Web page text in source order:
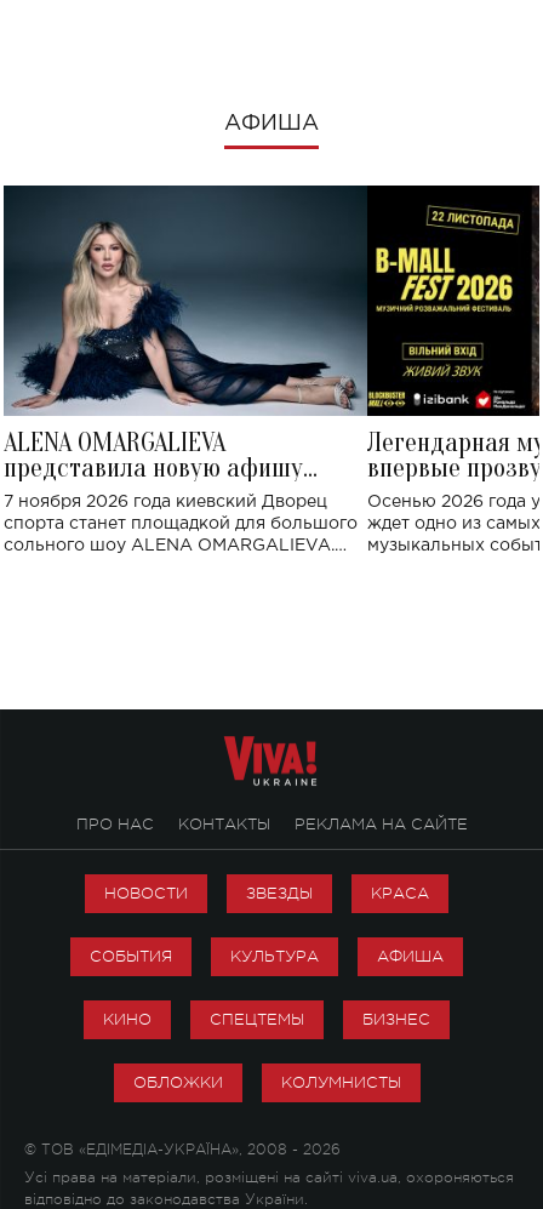
АФИША
ALENA OMARGALIEVA
представила новую афишу
большого концерта во Дворце
спорта
7 ноября 2026 года киевский Дворец
спорта станет площадкой для большого
сольного шоу ALENA OMARGALIEVA.
Легендарная
впервые
Украине: где
Осенью 2026 года
ждет одно из
музыкальных
ПРО НАС КОНТАКТЫ РЕКЛАМА НА САЙТЕ
НОВОСТИ ЗВЕЗДЫ КРАСА
СОБЫТИЯ КУЛЬТУРА АФИША
КИНО СПЕЦТЕМЫ БИЗНЕС
ОБЛОЖКИ КОЛУМНИСТЫ
© ТОВ «ЕДІМЕДІА-УКРАЇНА», 2008 - 2026
Усі права на матеріали, розміщені на сайті viva.ua, охороняються
відповідно до законодавства України.